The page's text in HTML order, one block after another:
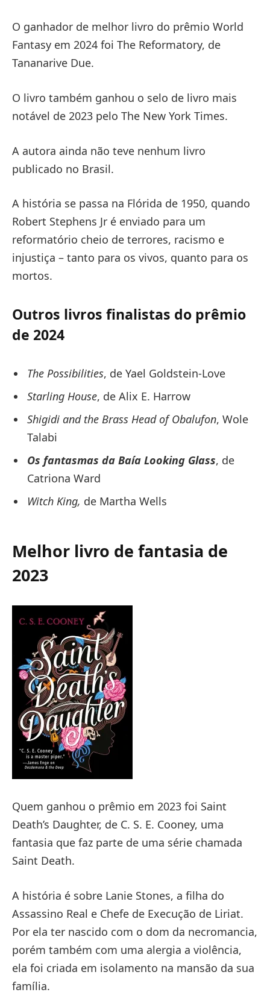
O ganhador de melhor livro do prêmio World
Fantasy em 2024 foi The Reformatory, de
Tananarive Due.
O livro também ganhou o selo de livro mais
notável de 2023 pelo The New York Times.
A autora ainda não teve nenhum livro
publicado no Brasil.
A história se passa na Flórida de 1950, quando
Robert Stephens Jr é enviado para um
reformatório cheio de terrores, racismo e
injustiça – tanto para os vivos, quanto para os
mortos.
Outros livros finalistas do prêmio
de 2024
The Possibilities, de Yael Goldstein-Love
Starling House, de Alix E. Harrow
Shigidi and the Brass Head of Obalufon, Wole
Talabi
Os fantasmas da Baía Looking Glass, de
Catriona Ward
Witch King, de Martha Wells
Melhor livro de fantasia de
2023
Quem ganhou o prêmio em 2023 foi Saint
Death’s Daughter, de C. S. E. Cooney, uma
fantasia que faz parte de uma série chamada
Saint Death.
A história é sobre Lanie Stones, a filha do
Assassino Real e Chefe de Execução de Liriat.
Por ela ter nascido com o dom da necromancia,
porém também com uma alergia a violência,
ela foi criada em isolamento na mansão da sua
família.